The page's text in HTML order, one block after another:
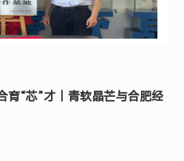
育“芯”才｜青软晶芒与合肥经